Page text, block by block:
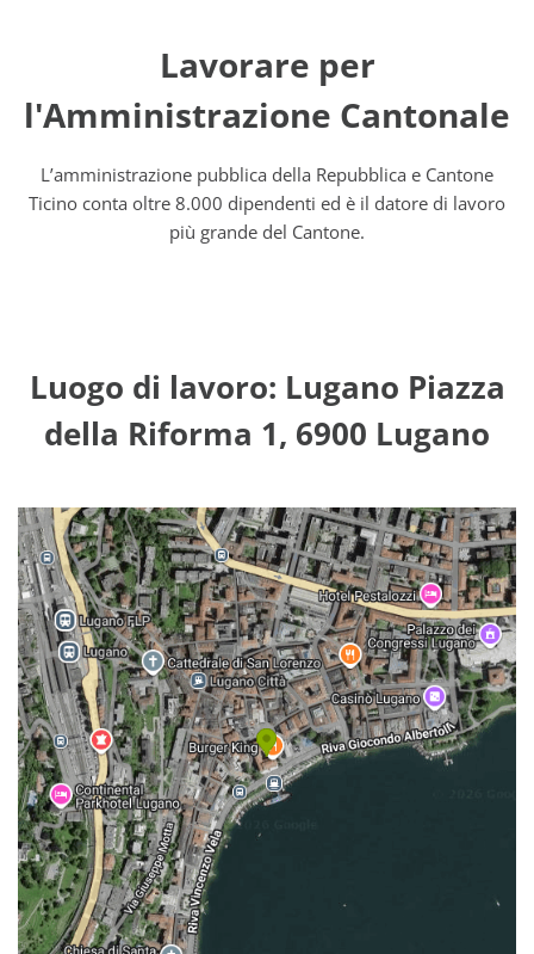
Lavorare per
l'Amministrazione Cantonale
L’amministrazione pubblica della Repubblica e Cantone
Ticino conta oltre 8.000 dipendenti ed è il datore di lavoro
più grande del Cantone.
Luogo di lavoro: Lugano Piazza
della Riforma 1, 6900 Lugano